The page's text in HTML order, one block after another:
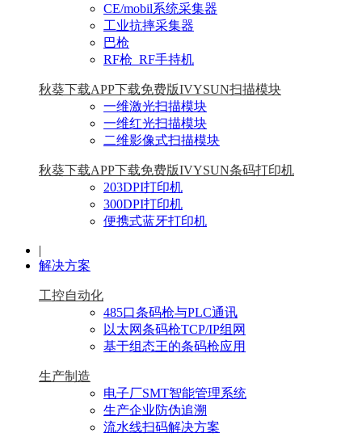
CE/mobil系统采集器
工业抗摔采集器
巴枪
RF枪_RF手持机
秋葵下载APP下载免费版IVYSUN扫描模块
一维激光扫描模块
一维红光扫描模块
二维影像式扫描模块
秋葵下载APP下载免费版IVYSUN条码打印机
203DPI打印机
300DPI打印机
便携式蓝牙打印机
|
解决方案
工控自动化
485口条码枪与PLC通讯
以太网条码枪TCP/IP组网
基于组态王的条码枪应用
生产制造
电子厂SMT智能管理系统
生产企业防伪追溯
流水线扫码解决方案